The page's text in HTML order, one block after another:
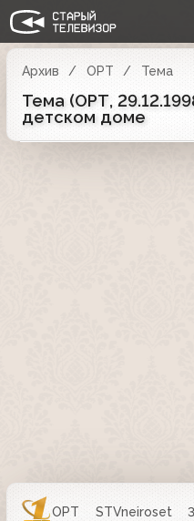
Архив ОРТ Тема
Тема (ОРТ,
детском доме
ОРТ STVneiroset